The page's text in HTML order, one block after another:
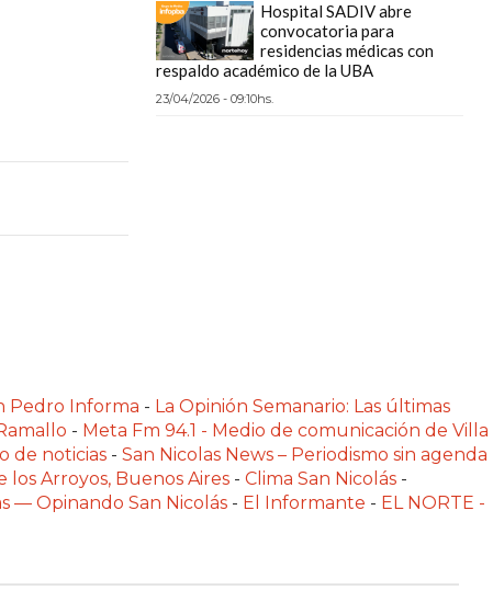
Hospital SADIV abre
convocatoria para
residencias médicas con
respaldo académico de la UBA
23/04/2026 - 09:10hs.
Pedro Informa - La Opinión Semanario: Las últimas
- Meta Fm 94.1 - Medio de comunicación de Villa
de noticias - San Nicolas News – Periodismo sin agenda
los Arroyos, Buenos Aires - Clima San Nicolás -
— Opinando San Nicolás - El Informante - EL NORTE -